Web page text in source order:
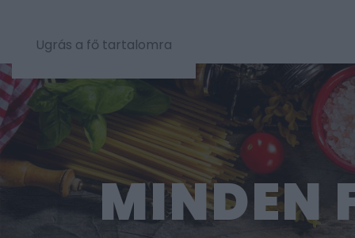
Ugrás a fő tartalomra
MINDEN